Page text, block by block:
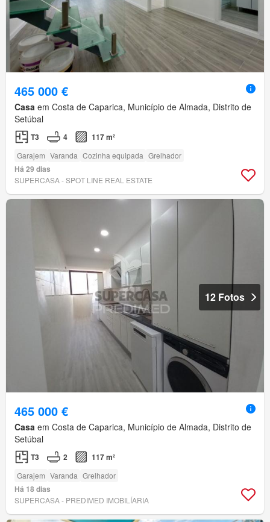
465 000 €
Casa em Costa de Caparica, Município de Almada, Distrito de
Setúbal
T3 4 117 m²
Garajem Varanda Cozinha equipada Grelhador
Há 29 dias
SUPERCASA - SPOT LINE REAL ESTATE
12 Fotos
465 000 €
Casa em Costa de Caparica, Município de Almada, Distrito de
Setúbal
T3 2 117 m²
Garajem Varanda Grelhador
Há 18 dias
SUPERCASA - PREDIMED IMOBILÍARIA